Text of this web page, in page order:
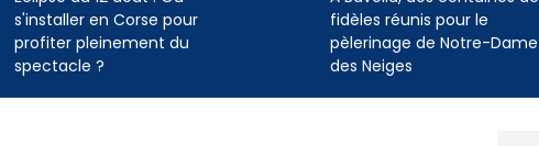
s'installer en Corse pour
profiter pleinement du
spectacle ?
fidèles réunis pour le
pèlerinage de Notre-Dame
des Neiges